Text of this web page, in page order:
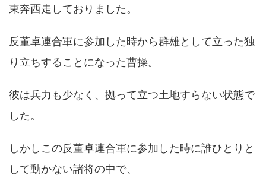
東奔西走しておりました。
反董卓連合軍に参加した時から群雄として立った独
り立ちすることになった曹操。
彼は兵力も少なく、拠って立つ土地すらない状態で
した。
しかしこの反董卓連合軍に参加した時に誰ひとりと
して動かない諸将の中で、